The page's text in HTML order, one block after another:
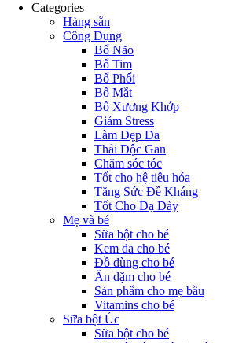
Categories
Hàng sẵn
Công Dụng
Bổ Não
Bổ Tim
Bổ Phổi
Bổ Mắt
Bổ Xương Khớp
Giảm Stress
Làm Đẹp Da
Thải Độc Gan
Chăm sóc tóc
Tốt cho hệ tiêu hóa
Tăng Sức Đề Kháng
Tốt Cho Dạ Dày
Mẹ và bé
Sữa bột cho bé
Kem da cho bé
Đồ dùng cho bé
Ăn dặm cho bé
Sản phẩm cho mẹ bầu
Vitamins cho bé
Sữa bột Úc
Sữa bột cho bé